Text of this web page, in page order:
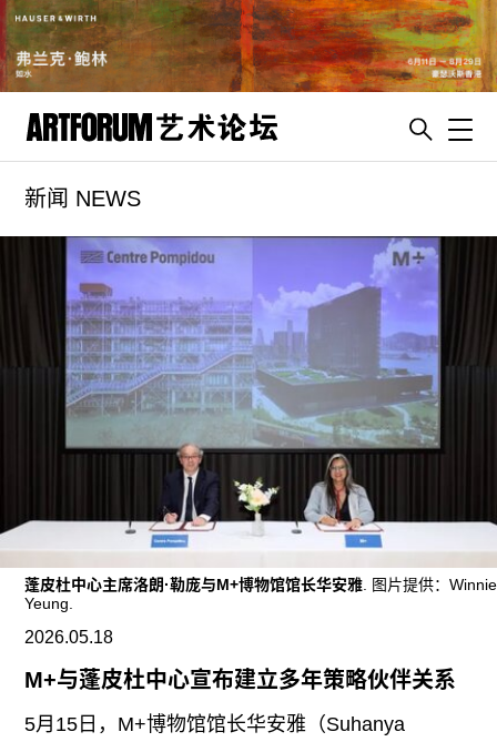
artguide
新闻
ART & EDUCATION
订阅
往期内容
联系我们
新闻 NEWS
蓬皮杜中心主席洛朗·勒庞与M+博物馆馆长华安雅 . 图片提供：Winnie
Yeung.
2026.05.18
M+与蓬皮杜中心宣布建立多年策略伙伴关系
5月15日，M+博物馆馆长华安雅（Suhanya